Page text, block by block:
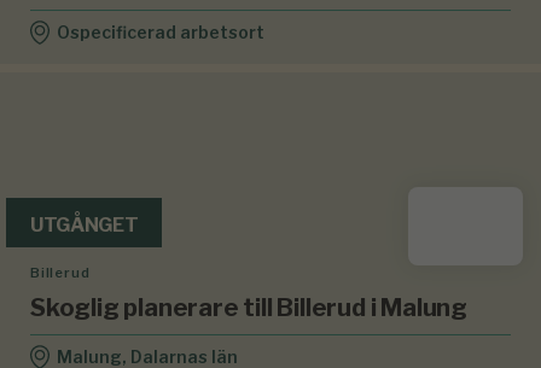
Ospecificerad arbetsort
UTGÅNGET
Billerud
Skoglig planerare till Billerud i Malung
Malung, Dalarnas län